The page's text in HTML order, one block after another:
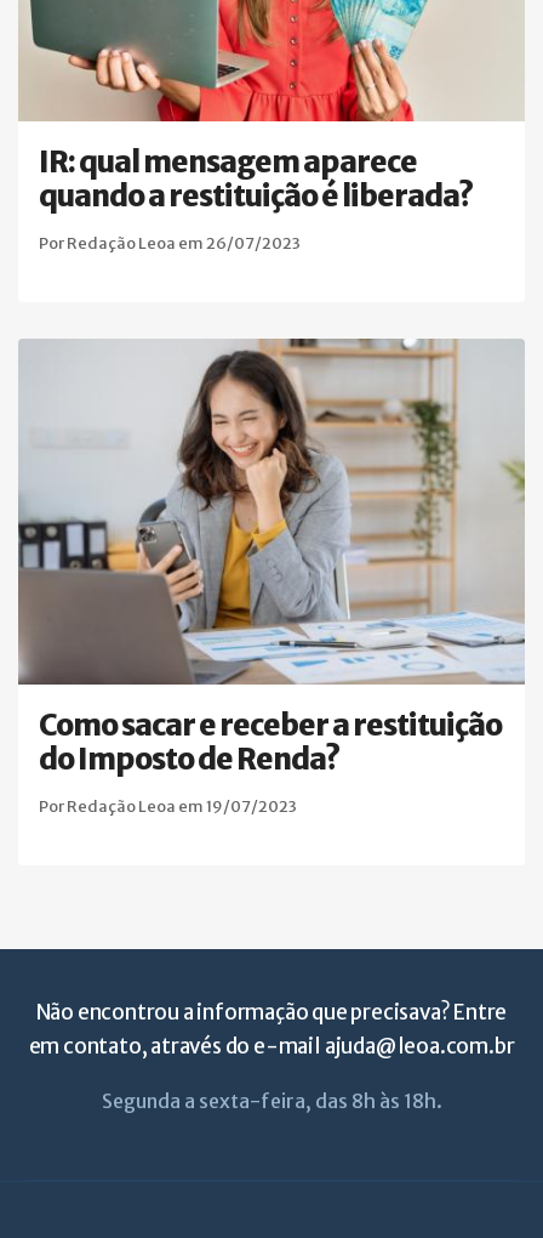
IR: qual mensagem aparece
quando a restituição é liberada?
Por Redação Leoa em 26/07/2023
Como sacar e receber a restituição
do Imposto de Renda?
Por Redação Leoa em 19/07/2023
Não encontrou a informação que precisava? Entre
em contato, através do e-mail ajuda@leoa.com.br
Segunda a sexta-feira, das 8h às 18h.